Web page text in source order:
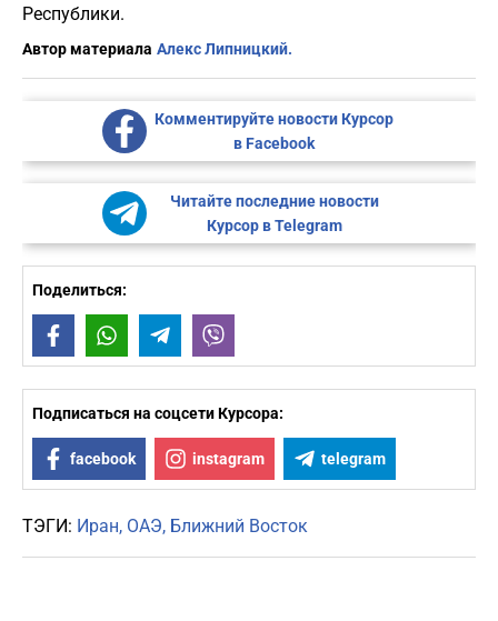
Республики.
Автор материала Алекс Липницкий.
Комментируйте новости Курсор
в Facebook
Читайте последние новости
Курсор в Telegram
Поделиться:
FacebookWhatsAppTelegram
Подписаться на соцсети Курсора:
facebook instagram telegram
ТЭГИ: Иран ОАЭ Ближний Восток